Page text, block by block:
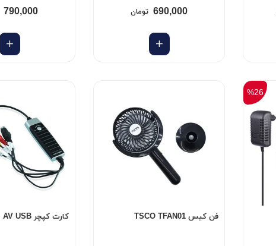
690,000 تومان 790,000
%26
فن کیس TSCO TFAN01 کارت کپچر AV USB